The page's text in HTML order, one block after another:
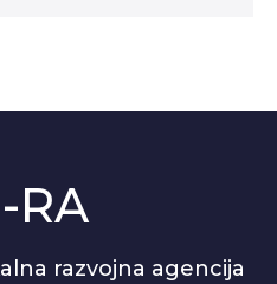
RA
razvojna agencija